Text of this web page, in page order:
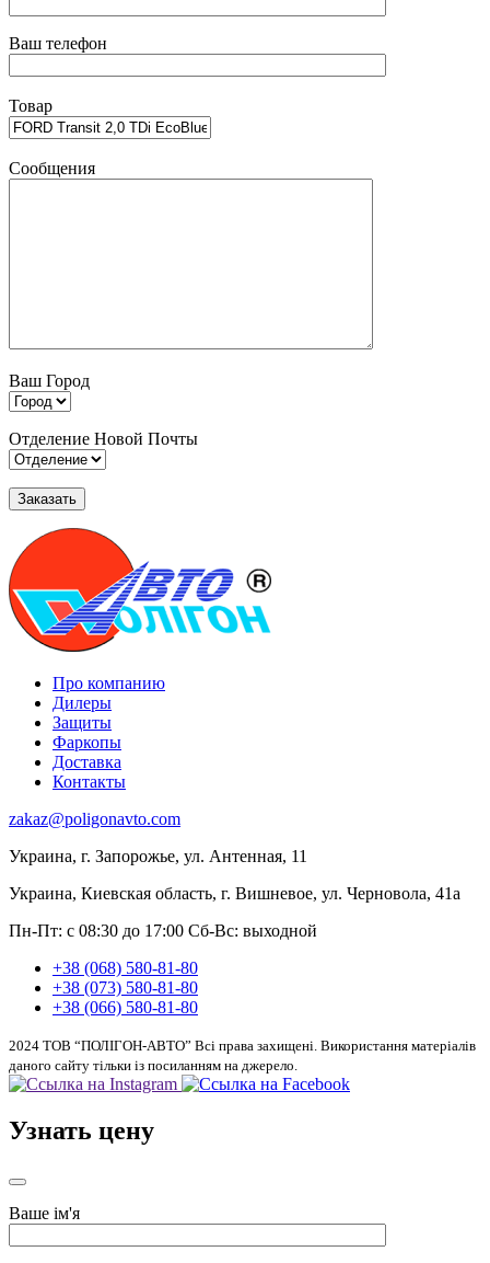
Ваш телефон
Товар
Сообщения
Ваш Город
Отделение Новой Почты
Про компанию
Дилеры
Защиты
Фаркопы
Доставка
Контакты
zakaz@poligonavto.com
Украина, г. Запорожье, ул. Антенная, 11
Украина, Киевская область, г. Вишневое, ул. Черновола, 41а
Пн-Пт: с 08:30 до 17:00 Сб-Вс: выходной
+38 (068) 580-81-80
+38 (073) 580-81-80
+38 (066) 580-81-80
2024 ТОВ “ПОЛІГОН-АВТО” Всі права захищені. Використання матеріалів
даного сайту тільки із посиланням на джерело.
Узнать цену
Ваше ім'я